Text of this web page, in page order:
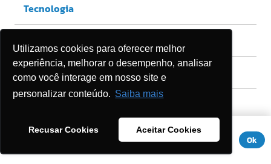
Utilizamos cookies para oferecer melhor
experiência, melhorar o desempenho, analisar
como você interage em nosso site e
personalizar conteúdo. Saiba mais
Recusar Cookies Aceitar Cookies
Tecnologia
Turismo
Este site usa cookies para melhorar sua experiência. Se você
continuar a usar este site, você concorda com ele.Aviso de
Privacidade
Ok